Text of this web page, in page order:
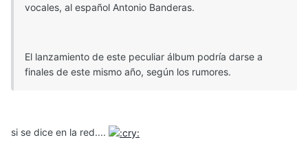
vocales, al español Antonio Banderas.
El lanzamiento de este peculiar álbum podría darse a
finales de este mismo año, según los rumores.
si se dice en la red....